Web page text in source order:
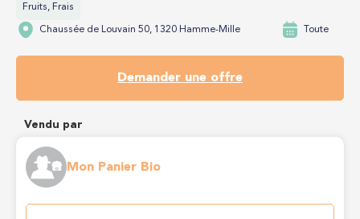
Fruits, Frais
Chaussée de Louvain 50, 1320 Hamme-Mille Toute
Demander une offre
Vendu par
Mon Panier Bio